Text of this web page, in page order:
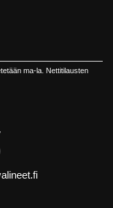
ma-la. Nettitilausten